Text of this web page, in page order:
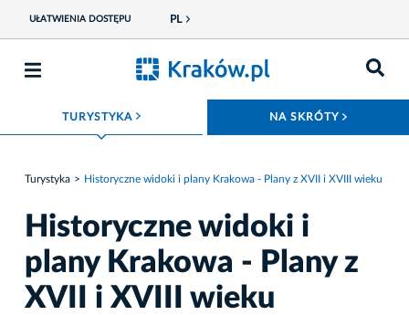
UŁATWIENIA DOSTĘPU PL
TURYSTYKA ROZWIŃ MENU NA SKRÓTY
Turystyka Historyczne widoki i plany Krakowa - Plany z XVII i XVIII wieku
Historyczne widoki i
plany Krakowa - Plany z
XVII i XVIII wieku